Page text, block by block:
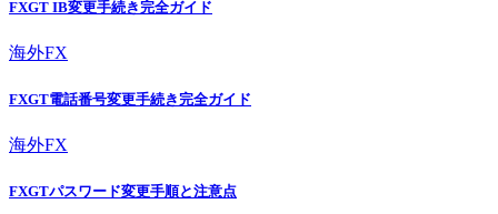
FXGT IB変更手続き完全ガイド
海外FX
FXGT電話番号変更手続き完全ガイド
海外FX
FXGTパスワード変更手順と注意点